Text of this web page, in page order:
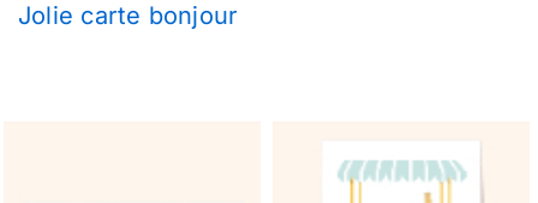
Jolie carte bonjour